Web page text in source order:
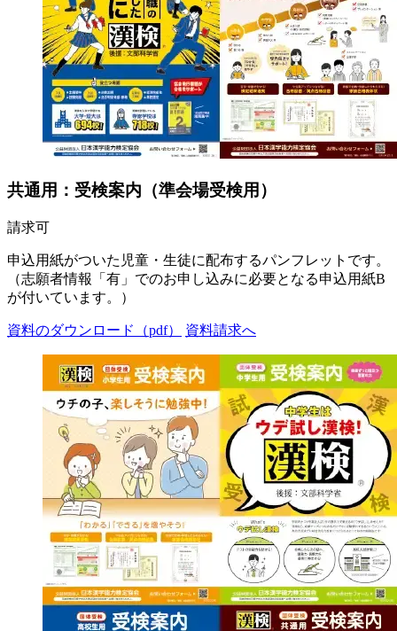
共通用：受検案内（準会場受検用）
請求可
申込用紙がついた児童・生徒に配布するパンフレットです。
（志願者情報「有」でのお申し込みに必要となる申込用紙B
が付いています。）
資料のダウンロード（pdf） 資料請求へ